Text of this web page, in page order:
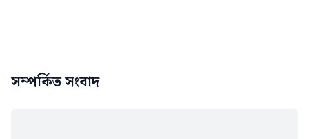
সম্পর্কিত সংবাদ